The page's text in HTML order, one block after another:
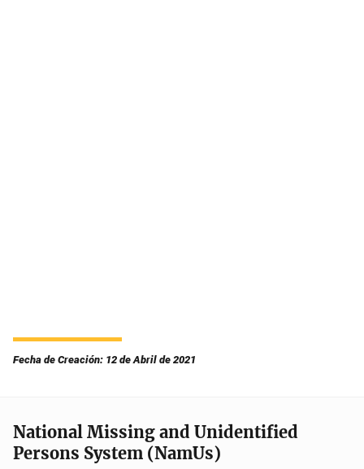
Fecha de Creación: 12 de Abril de 2021
National Missing and Unidentified
Persons System (NamUs)